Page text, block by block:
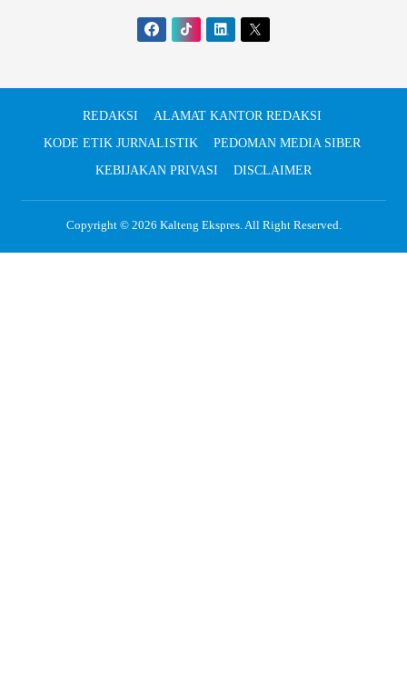
REDAKSI
ALAMAT KANTOR REDAKSI
KODE ETIK JURNALISTIK
PEDOMAN MEDIA SIBER
KEBIJAKAN PRIVASI
DISCLAIMER
Copyright © 2026 Kalteng Ekspres. All Right Reserved.